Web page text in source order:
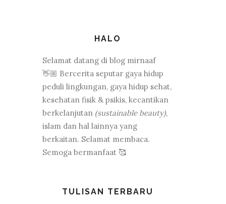
HALO
Selamat datang di blog mirnaaf
👋🏼 Bercerita seputar gaya hidup
peduli lingkungan, gaya hidup sehat,
kesehatan fisik & psikis, kecantikan
berkelanjutan (sustainable beauty),
islam dan hal lainnya yang
berkaitan. Selamat membaca.
Semoga bermanfaat 🥰
TULISAN TERBARU